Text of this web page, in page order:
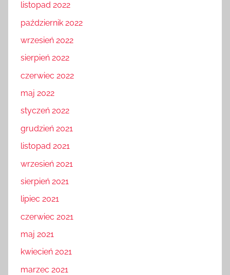
listopad 2022
październik 2022
wrzesień 2022
sierpień 2022
czerwiec 2022
maj 2022
styczeń 2022
grudzień 2021
listopad 2021
wrzesień 2021
sierpień 2021
lipiec 2021
czerwiec 2021
maj 2021
kwiecień 2021
marzec 2021